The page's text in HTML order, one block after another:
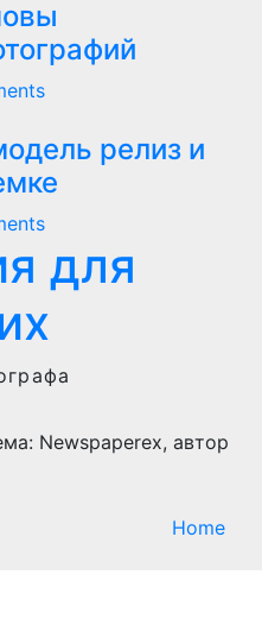
релиз и
для
Newspaperex, автор
Home